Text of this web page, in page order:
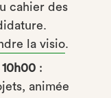
cahier des
la visio.
:
animée